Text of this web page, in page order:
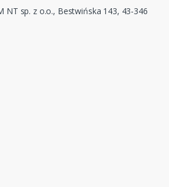
NT sp. z o.o., Bestwińska 143, 43-346